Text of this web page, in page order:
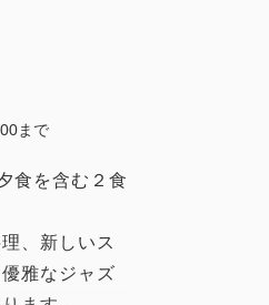
まで
食を含む２食
、新しいス
雅なジャズ